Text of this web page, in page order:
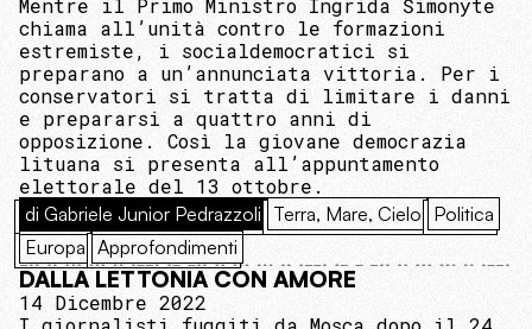
Mentre il Primo Ministro Ingrida Šimonyte
chiama all’unità contro le formazioni
estremiste, i socialdemocratici si
preparano a un’annunciata vittoria. Per i
conservatori si tratta di limitare i danni
e prepararsi a quattro anni di
opposizione. Così la giovane democrazia
lituana si presenta all’appuntamento
elettorale del 13 ottobre.
di Gabriele Junior Pedrazzoli Terra, Mare, Cielo Politica
Europa Approfondimenti
DALLA LETTONIA CON AMORE
14 Dicembre 2022